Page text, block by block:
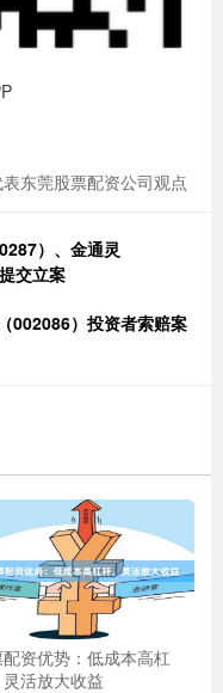
东莞股票配资公司观点
）、金通灵
交立案
002086）投资者索赔案
资优势：低成本高杠
活放大收益